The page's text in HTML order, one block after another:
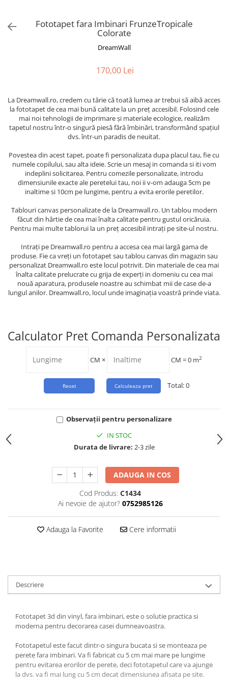
Fototapet fara Imbinari FrunzeTropicale
Colorate
DreamWall
170,00 Lei
La Dreamwall.ro, credem cu tărie că toată lumea ar trebui să aibă acces
la fototapet de cea mai bună calitate la un preț accesibil. Folosind cele
mai noi tehnologii de imprimare și materiale ecologice, realizăm
tapetul nostru într-o singură piesă fără îmbinări, transformând spațiul
dvs. într-un paradis de neuitat.
Povestea din acest tapet, poate fi personalizata dupa placul tau, fie cu
numele copilului, sau alta ideie. Scrie un mesaj in comanda si iti vom
indeplini solicitarea. Pentru comezile personalizate, introdu
dimensiunile exacte ale peretelui tau, noi ii v-om adauga 5cm pe
inaltime si 10cm pe lungime, pentru a evita erorile peretilor.
Tablouri canvas personalizate de la Dreamwall.ro. Un tablou modern
făcut din hârtie de cea mai înalta calitate pentru gustul oricăruia.
Pentru mai multe tablorui la un preț accesibil intrați pe site-ul nostru.
Intrați pe Dreamwall.ro pentru a accesa cea mai largă gama de
produse. Fie ca vreți un fototapet sau tablou canvas din magazin sau
personalizat Dreamwall.ro este locul potrivit. Din materiale de cea mai
înalta calitate prelucrate cu grija de experți in domeniu cu cea mai
nouă aparatura, produsele noastre au schimbat mii de case de-a
lungul anilor. Dreamwall.ro, locul unde imaginația voastră prinde viata.
Calculator Pret Comanda Personalizata
CM × CM =0 m2
Total:0
Observații pentru personalizare
IN STOC
Durata de livrare: 2-3 zile
ADAUGA IN COS
Cod Produs: C1434
Ai nevoie de ajutor? 0752985126
Adauga la Favorite Cere informatii
Descriere
Fototapet 3d din vinyl, fara imbinari, este o solutie practica si
moderna pentru decorarea casei dumneavoastra.
Fototapetul este facut dintr-o singura bucata si se monteaza pe
perete fara imbinari. Va fi fabricat cu 5 cm mai mare pe lungime
pentru evitarea erorilor de perete, deci fototapetul care va ajunge
la dvs. va fi mai lung cu 5 cm decat dimensiunea afisata pe site.